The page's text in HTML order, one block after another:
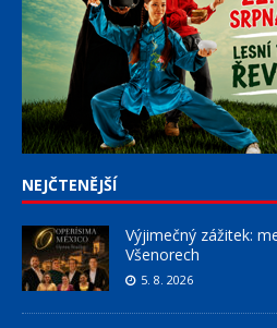
NEJČTENĚJŠÍ
Výjimečný zážitek:
Všenorech
5. 8. 2026